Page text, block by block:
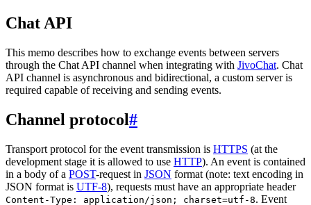
Chat API
This memo describes how to exchange events between servers
through the Chat API channel when integrating with JivoChat. Chat
API channel is asynchronous and bidirectional, a custom server is
required capable of receiving and sending events.
Channel protocol#
Transport protocol for the event transmission is HTTPS (at the
development stage it is allowed to use HTTP). An event is contained
in a body of a POST-request in JSON format (note: text encoding in
JSON format is UTF-8), requests must have an appropriate header
Content-Type: application/json; charset=utf-8. Event